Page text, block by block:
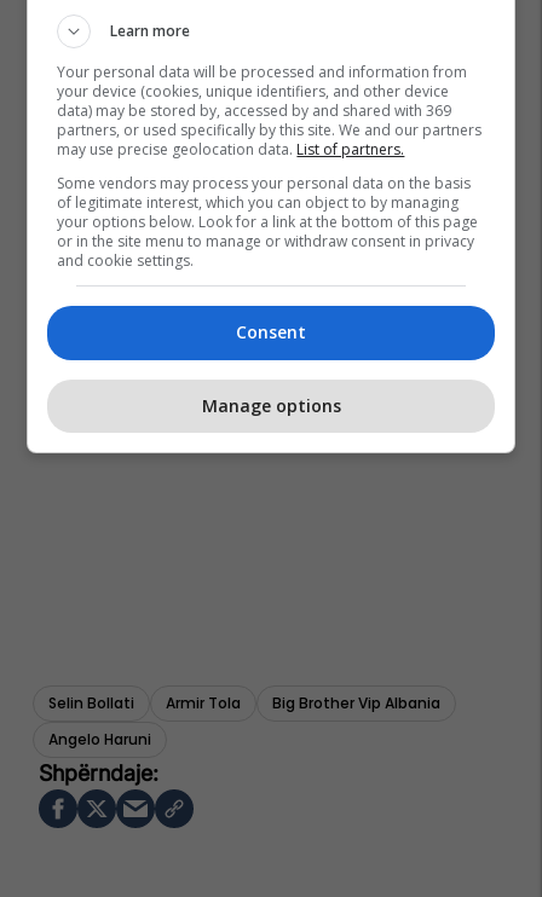
Selin Bollati Armir Tola
Big Brother Vip Albania
Angelo Haruni
Learn more
Your personal data will be processed and information from
your device (cookies, unique identifiers, and other device
data) may be stored by, accessed by and shared with 369
partners, or used specifically by this site. We and our partners
may use precise geolocation data. List of partners.
Some vendors may process your personal data on the basis
of legitimate interest, which you can object to by managing
your options below. Look for a link at the bottom of this page
or in the site menu to manage or withdraw consent in privacy
and cookie settings.
Consent
Manage options